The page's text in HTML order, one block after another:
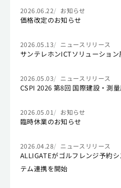
2026.06.22 お知らせ
価格改定のお知らせ
2026.05.13 ニュースリリース
サンテレホンICTソリューショ
2026.05.03 ニュースリリース
CSPI 2026 第8回 国際建設・測
2026.05.01 お知らせ
臨時休業のお知らせ
2026.04.28 ニュースリリース
ALLIGATEがゴルフレンジ予約
テム連携を開始